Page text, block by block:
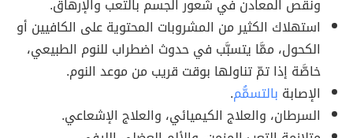
ونقص المعادن في شعور الجسم بالتعب والإرهاق.
استهلاك الكثير من المشروبات المحتوية على الكافيين أو
الكحول، ممَّا يتسبَّب في حدوث اضطراب للنوم الطبيعي،
خاصَّة إذا تمّ تناولها بوقت قريب من موعد النوم.
الإصابة بالتسمُّم.
السرطان، والعلاج الكيميائي، والعلاج الإشعاعي.